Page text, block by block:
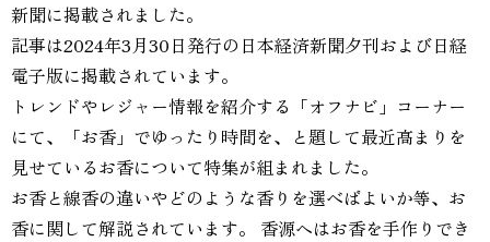
新聞に掲載されました。 ⁡
記事は2024年3月30日発行の日本経済新聞夕刊および日経
電子版に掲載されています。
トレンドやレジャー情報を紹介する「オフナビ」コーナー
にて、「お香」でゆったり時間を、と題して最近高まりを
見せているお香について特集が組まれました。
お香と線香の違いやどのような香りを選べばよいか等、お
香に関して解説されています。 香源へはお香を手作りでき